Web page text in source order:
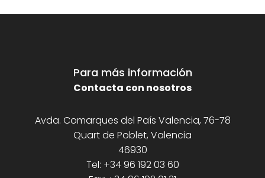
Para más información
Contacta con nosotros
Avda. Comarques del País Valencia, 76-78
Quart de Poblet, Valencia
46930
Tel: +34 96 192 03 60